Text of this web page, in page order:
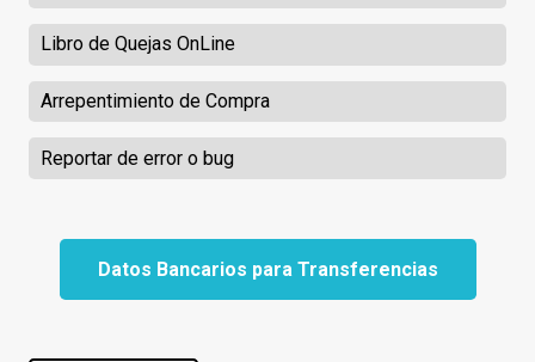
Libro de Quejas OnLine
Arrepentimiento de Compra
Reportar de error o bug
Datos Bancarios para Transferencias